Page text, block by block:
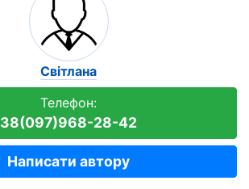
Світлана
Телефон:
38(097)968-28-42
Написати автору